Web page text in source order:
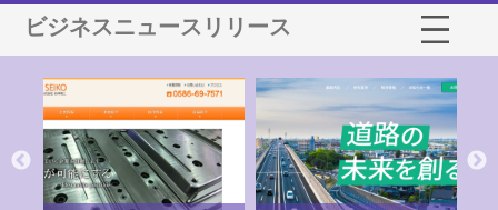
ビジネスニュースリリース